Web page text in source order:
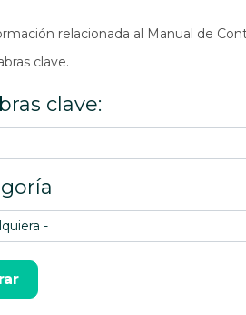
relacionada al Manual de
clave.
clave: